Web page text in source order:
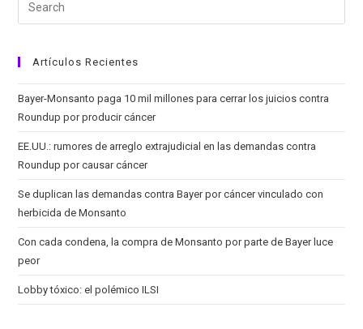
Artículos Recientes
Bayer-Monsanto paga 10 mil millones para cerrar los juicios contra
Roundup por producir cáncer
EE.UU.: rumores de arreglo extrajudicial en las demandas contra
Roundup por causar cáncer
Se duplican las demandas contra Bayer por cáncer vinculado con
herbicida de Monsanto
Con cada condena, la compra de Monsanto por parte de Bayer luce
peor
Lobby tóxico: el polémico ILSI